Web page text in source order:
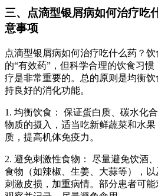
三、点滴型银屑病如何治疗
意事项
点滴型银屑病如何治疗吃什么药？
的“有效药”，但科学合理的饮食习
疗是非常重要的。总的原则是均衡
持良好的消化功能。
1. 均衡饮食： 保证蛋白质、碳水化
物质的摄入，适当吃新鲜蔬菜和水
质，提高机体免疫力。
2. 避免刺激性食物： 尽量避免饮酒
食物（如辣椒、生姜、大蒜等），
刺激皮损，加重病情。部分患者可